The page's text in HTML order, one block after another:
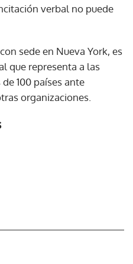
verbal no puede
sede en Nueva York, es
que representa a las
100 países ante
organizaciones.